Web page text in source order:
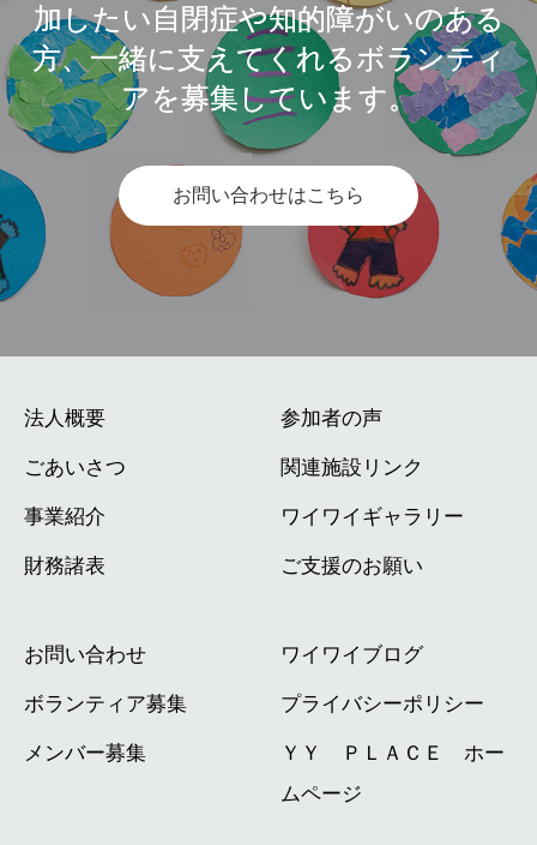
加したい自閉症や知的障がいのある
方、一緒に支えてくれるボランティ
アを募集しています。
お問い合わせはこちら
法人概要
ごあいさつ
事業紹介
財務諸表
参加者の声
関連施設リンク
ワイワイギャラリー
ご支援のお願い
お問い合わせ
ボランティア募集
メンバー募集
ワイワイブログ
プライバシーポリシー
ＹＹ ＰＬＡＣＥ ホー
ムページ